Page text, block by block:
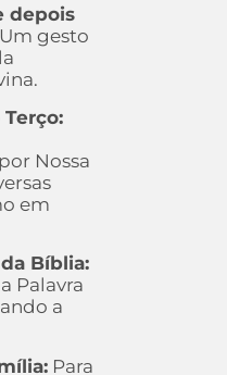
depois
gesto
Terço:
Nossa
em
Bíblia:
Palavra
a
Para